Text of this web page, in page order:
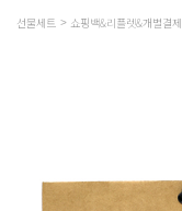
선물세트 쇼핑백&리플렛&개별결제